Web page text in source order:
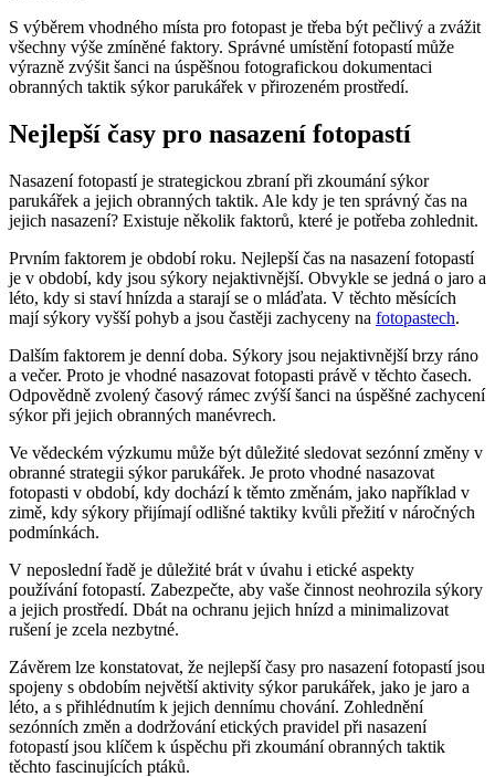
S výběrem vhodného místa pro fotopast je třeba být pečlivý a zvážit
všechny výše zmíněné faktory. Správné umístění fotopastí může
výrazně zvýšit šanci na úspěšnou fotografickou dokumentaci
obranných taktik sýkor parukářek v přirozeném prostředí.
Nejlepší časy pro nasazení fotopastí
Nasazení fotopastí je strategickou zbraní při zkoumání sýkor
parukářek a jejich obranných taktik. Ale kdy je ten správný čas na
jejich nasazení? Existuje několik faktorů, které je potřeba zohlednit.
Prvním faktorem je období roku. Nejlepší čas na nasazení fotopastí
je v období, kdy jsou sýkory nejaktivnější. Obvykle se jedná o jaro a
léto, kdy si staví hnízda a starají se o mláďata. V těchto měsících
mají sýkory vyšší pohyb a jsou častěji zachyceny na fotopastech.
Dalším faktorem je denní doba. Sýkory jsou nejaktivnější brzy ráno
a večer. Proto je vhodné nasazovat fotopasti právě v těchto časech.
Odpovědně zvolený časový rámec zvýší šanci na úspěšné zachycení
sýkor při jejich obranných manévrech.
Ve vědeckém výzkumu může být důležité sledovat sezónní změny v
obranné strategii sýkor parukářek. Je proto vhodné nasazovat
fotopasti v období, kdy dochází k těmto změnám, jako například v
zimě, kdy sýkory přijímají odlišné taktiky kvůli přežití v náročných
podmínkách.
V neposlední řadě je důležité brát v úvahu i etické aspekty
používání fotopastí. Zabezpečte, aby vaše činnost neohrozila sýkory
a jejich prostředí. Dbát na ochranu jejich hnízd a minimalizovat
rušení je zcela nezbytné.
Závěrem lze konstatovat, že nejlepší časy pro nasazení fotopastí jsou
spojeny s obdobím největší aktivity sýkor parukářek, jako je jaro a
léto, a s přihlédnutím k jejich dennímu chování. Zohlednění
sezónních změn a dodržování etických pravidel při nasazení
fotopastí jsou klíčem k úspěchu při zkoumání obranných taktik
těchto fascinujících ptáků.